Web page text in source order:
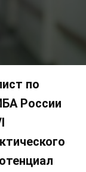
по
России